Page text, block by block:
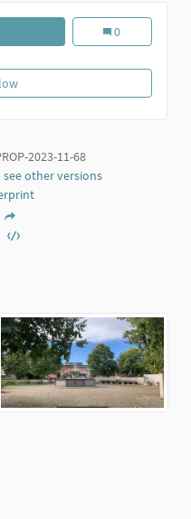
SERENA A VIGOLZONE
Piazza Serena
0
Piazza Serena a Vigolzone
2023-11-68
see other versions
link)